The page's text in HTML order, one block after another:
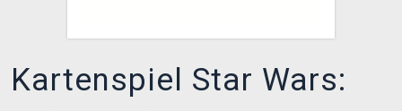
Kartenspiel Star Wars: